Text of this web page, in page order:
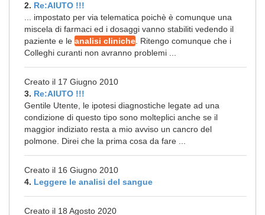
2. Re:AIUTO !!!
... impostato per via telematica poichè è comunque una
miscela di farmaci ed i dosaggi vanno stabiliti vedendo il
paziente e le analisi cliniche . Ritengo comunque che i
Colleghi curanti non avranno problemi ...
Creato il 17 Giugno 2010
3. Re:AIUTO !!!
Gentile Utente, le ipotesi diagnostiche legate ad una
condizione di questo tipo sono molteplici anche se il
maggior indiziato resta a mio avviso un cancro del
polmone. Direi che la prima cosa da fare ...
Creato il 16 Giugno 2010
4. Leggere le analisi del sangue
Creato il 18 Agosto 2020